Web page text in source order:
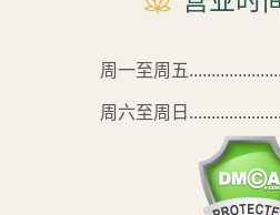
周一至周五
周六至周日